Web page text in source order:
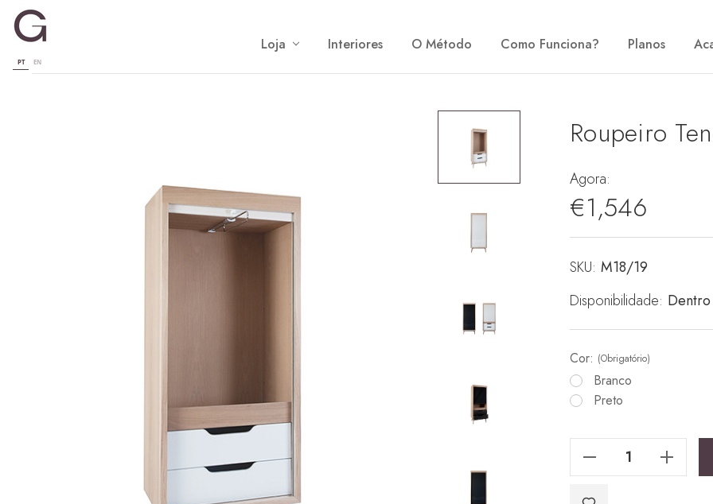
PT EN
Loja Interiores O Método Como Funciona? Planos
Roupeiro
Agora:
€1,546
SKU: M18/19
Disponibilidade:
Stock
Cor: (Obrigatório)
Branco
Preto
Reduzir Quantidade De Roupeiro Tenderness Reduzir Quantidade De